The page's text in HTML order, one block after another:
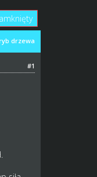
drzewa
#1